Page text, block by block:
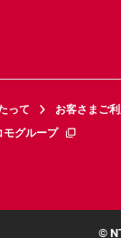
って お客さまご
モグループ
©